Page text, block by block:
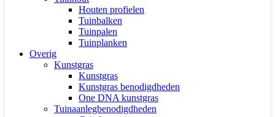
Houten profielen
Tuinbalken
Tuinpalen
Tuinplanken
Overig
Kunstgras
Kunstgras
Kunstgras benodigdheden
One DNA kunstgras
Tuinaanlegbenodigdheden